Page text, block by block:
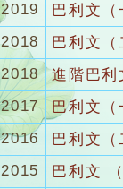
巴利文
巴利文
進階巴利
巴利文
巴利文
巴利文